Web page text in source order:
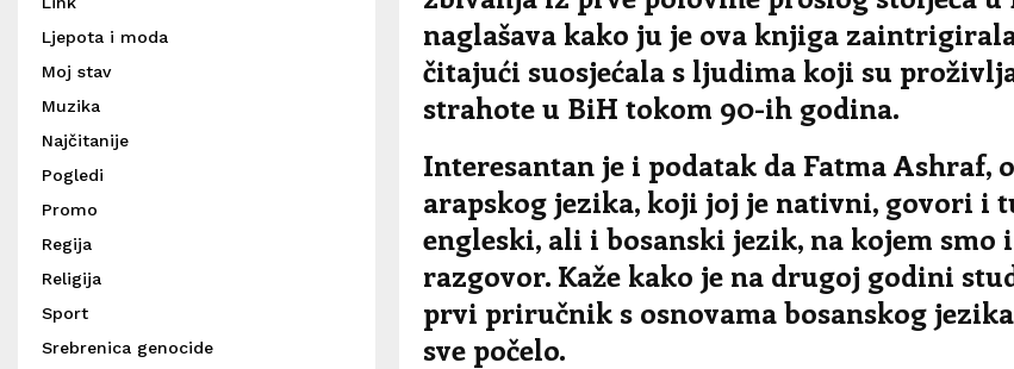
naglašava kako ju je ova knjiga
čitajući suosjećala s ljudima koji su
strahote u BiH tokom 90-ih godina.
Interesantan je i podatak da Fatma Ashraf,
arapskog jezika, koji joj je nativni, govori i
engleski, ali i bosanski jezik, na kojem smo
razgovor. Kaže kako je na drugoj godini
prvi priručnik s osnovama bosanskog
sve počelo.
Ljepota i moda
Moj stav
Muzika
Najčitanije
Pogledi
Promo
Regija
Religija
Sport
Srebrenica genocide